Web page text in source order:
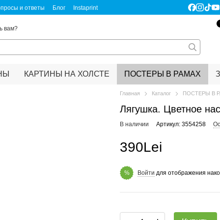
и ответы Блог
Instaprint
вам?
КАРТИНЫ НА ХОЛСТЕ ПОСТЕРЫ В РАМАХ
Главная Каталог ПОСТЕРЫ В
Лягушка. Цветное
В наличии Артикул: 3554258
390Lei
% Войти для отображения